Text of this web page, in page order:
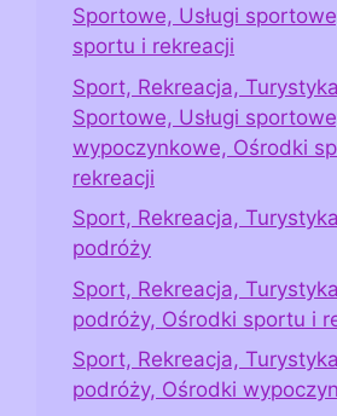
Sportowe, Usługi
sportu i rekreacji
Sport, Rekreacja,
Sportowe, Usługi
wypoczynkowe, Ośrodki
rekreacji
Sport, Rekreacja,
podróży
Sport, Rekreacja,
podróży, Ośrodki sportu i
Sport, Rekreacja,
podróży, Ośrodki